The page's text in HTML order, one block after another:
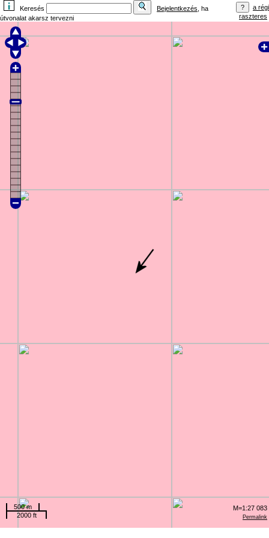
Keresés Bejelentkezés , ha
útvonalat akarsz tervezni
a régi
raszteres
Permalink
500 m
2000 ft
M=1:27 083